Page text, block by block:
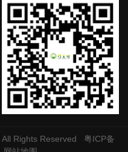
All Rights Reserved 粤ICP备